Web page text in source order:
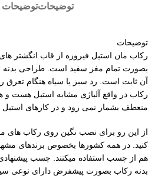
توضیحاتتوضیحات
توضیحات
رکاب مان استیل فیروزه از قاب انگشتر
بصورت تمام مغز سفید است. طراحی
آن ثابت است. رد سبز یا سیاه هنگام تعرق
رکاب در واقع آلیاژی مشابه استیل هست و
منعطف بشمار نمی رود و در کارهای استیل
از این رو برای نصب نگین روی رکاب های
کنید. در همه کشورها بخصوص برندهای
بدنه رکاب بصورت پیشفرض دارای نوعی